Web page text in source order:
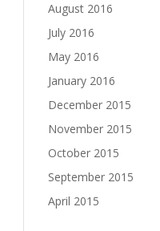
August 2016
July 2016
May 2016
January 2016
December 2015
November 2015
October 2015
September 2015
April 2015